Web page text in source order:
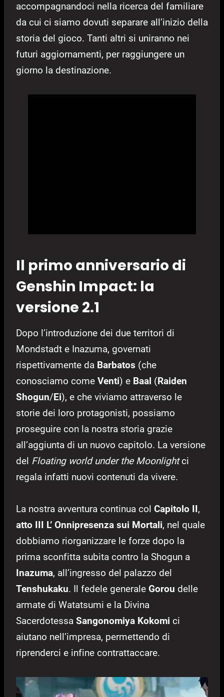
accompagnandoci nella ricerca del familiare
da cui ci siamo dovuti separare all’inizio della
storia del gioco. Tanti altri si uniranno nei
futuri aggiornamenti, per raggiungere un
giorno la destinazione.
Il primo anniversario di
Genshin Impact: la
versione 2.1
Dopo l’introduzione dei due territori di
Mondstadt e Inazuma, governati
rispettivamente da Barbatos (che
conosciamo come Venti) e Baal (Raiden
Shogun/Ei), e che viviamo attraverso le
storie dei loro protagonisti, possiamo
proseguire con la nostra storia grazie
all’aggiunta di un nuovo capitolo. La versione
del Floating world under the Moonlightci
regala infatti nuovi contenuti da vivere.
La nostra avventura continua col Capitolo II,
atto III L’ Onnipresenza sui Mortali, nel quale
dobbiamo riorganizzare le forze dopo la
prima sconfitta subita contro la Shogun a
Inazuma, all’ingresso del palazzo del
Tenshukaku. Il fedele generale Gorou delle
armate di Watatsumi e la Divina
Sacerdotessa Sangonomiya Kokomi ci
aiutano nell’impresa, permettendo di
riprenderci e infine contrattaccare.